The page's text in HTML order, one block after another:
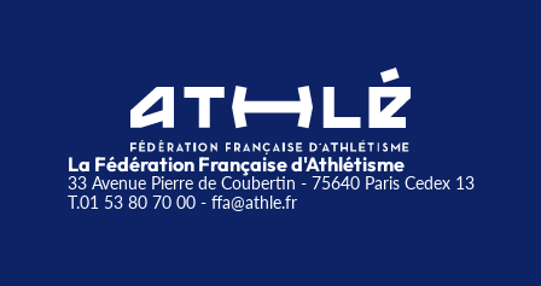
La Fédération Française d'Athlétisme
33 Avenue Pierre de Coubertin - 75640 Paris Cedex 13
T.01 53 80 70 00- ffa@athle.fr